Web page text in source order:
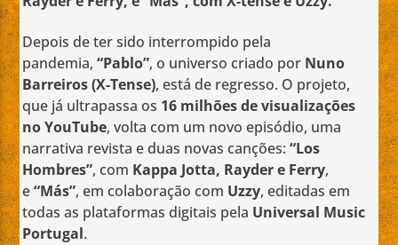
Depois de ter sido interrompido pela
pandemia,“Pablo”, o universo criado por Nuno
Barreiros (X-Tense), está de regresso. O projeto,
que já ultrapassa os 16 milhões de visualizações
no YouTube, volta com um novo episódio, uma
narrativa revista e duas novas canções:“Los
Hombres”, com Kappa Jotta, Rayder e Ferry,
e“Más”, em colaboração com Uzzy, editadas em
todas as plataformas digitais pela Universal Music
Portugal.